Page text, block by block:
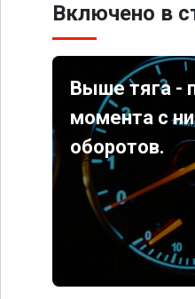
Включено в
Выше тяга -
момента с
оборотов.